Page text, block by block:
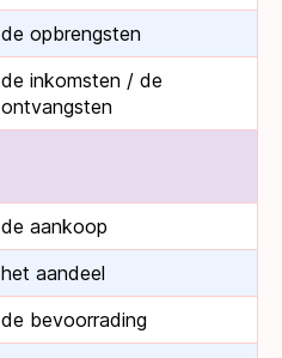
de opbrengsten
de inkomsten / de
ontvangsten
de aankoop
het aandeel
de bevoorrading